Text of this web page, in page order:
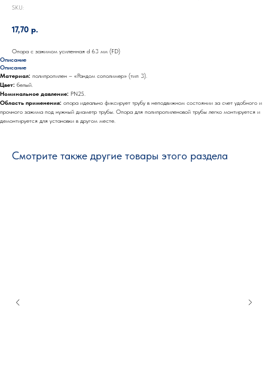
SKU:
17,70 р.
Опора с зажимом усиленная d 63 мм (FD)
Описание
Описание
Материал: полипропилен – «Рандом сополимер» (тип 3).
Цвет: белый.
Номинальное давление: PN25.
Область применения: опора идеально фиксирует трубу в неподвижном состоянии за счет удобного и
прочного зажима под нужный диаметр трубы. Опора для полипропиленовой трубы легко монтируется и
демонтируется для установки в другом месте.
Смотрите также другие товары этого раздела